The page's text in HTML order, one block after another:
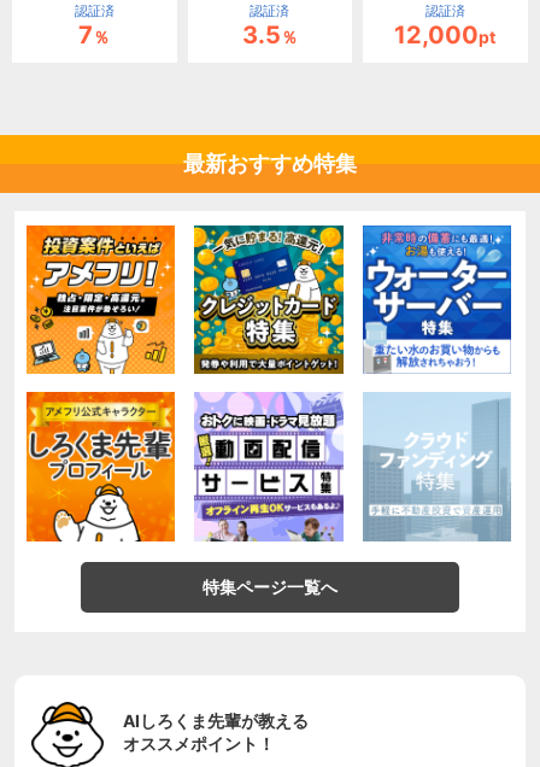
認証済
7％
認証済
3.5％
認証済
12,000pt
最新おすすめ特集
特集ページ一覧へ
AIしろくま先輩が教える
オススメポイント！